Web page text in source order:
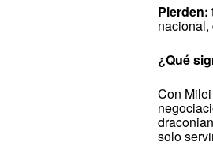
Pierden:
nacional,
¿Qué
Con
solo